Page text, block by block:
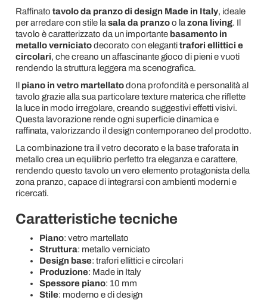
Raffinato tavolo da pranzo di design Made in Italy, ideale
per arredare con stile la sala da pranzoo la zona living. Il
tavolo è caratterizzato da un importante basamento in
metallo verniciatodecorato con elegantitrafori ellittici e
circolari, che creano un affascinante gioco di pieni e vuoti
rendendo la struttura leggera ma scenografica.
Il piano in vetro martellatodona profondità e personalità al
tavolo grazie alla sua particolare texture materica che riflette
la luce in modo irregolare, creando suggestivi effetti visivi.
Questa lavorazione rende ogni superficie dinamica e
raffinata, valorizzando il design contemporaneo del prodotto.
La combinazione tra il vetro decorato e la base traforata in
metallo crea un equilibrio perfetto tra eleganza e carattere,
rendendo questo tavolo un vero elemento protagonista della
zona pranzo, capace di integrarsi con ambienti moderni e
ricercati.
Caratteristiche tecniche
Piano: vetro martellato
Struttura: metallo verniciato
Design base: trafori ellittici e circolari
Produzione: Made in Italy
Spessore piano: 10 mm
Stile: moderno e di design